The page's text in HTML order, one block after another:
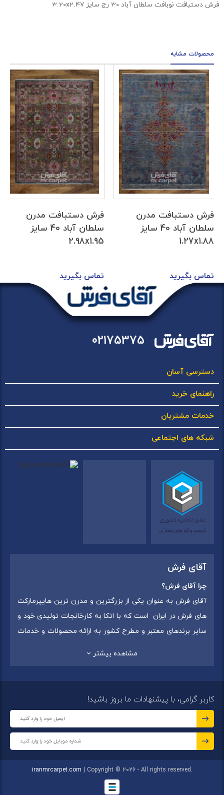
فرش دستبافت نوبافت سلطان آباد 30 رج سایز 3.20x2.47
محصولات مشابه
فرش دستبافت مدرن
سلطان آباد 40 سایز
1.27x1.88
تماس بگیرید
فرش دستبافت مدرن
سلطان آباد 40 سایز
2.98x1.95
تماس بگیرید
02175375
دسترسی آسان
راهنمای خرید
خدمات مشتریان
شبکه های اجتماعی
آقای فرش
چرا آقای فرش؟
آقای فرش به عنوان یکی از بزرگترین و مدرن ترین هایپرمارکت
های فرش در ایران است که با اتکا به کارخانجات تولیدی خود و
سایر برندهای معتبر و مطرح کشور به ارائه محصولات و خدمات
شهر:فردیس ) ، استان قزوین (شهر قزوین)
مجموعه در تمامی شعب خود بهترین برند ها و بافته های ایران
کلاسیک،فرش کودک، فرش دستبافتوتابلو فرش دستبافت
گرد هم آورده است.
مجموعه آقای فرش با هدف ارائه محصولات باکیفیت، متنوع و با
مشاهده بیشتر
کاربر گرامی، با پیشنهادات ما بروز باشید!
iranmrcarpet.com | Copyright © 2026 - All rights reserved.